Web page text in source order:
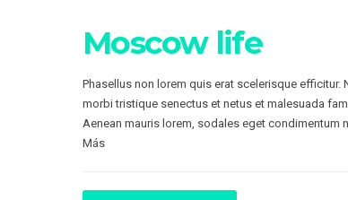
Moscow life
Phasellus non lorem quis erat scelerisque efficitur.
morbi tristique senectus et netus et malesuada
Aenean mauris lorem, sodales eget condimentum
Más